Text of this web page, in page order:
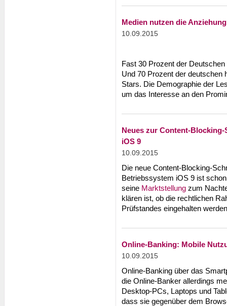
Medien nutzen die
10.09.2015
Fast 30 Prozent der
Und 70 Prozent der deutschen
Stars. Die Demographie der
um das Interesse an den
Neues zur Content-
iOS 9
10.09.2015
Die neue Content-Blocking-
Betriebssystem iOS 9 ist
seine Marktstellung zum
klären ist, ob die rechtlichen
Prüfstandes eingehalten
Online-Banking: Mobile
10.09.2015
Online-Banking über das
die Online-Banker allerdings
Desktop-PCs, Laptops und
dass sie gegenüber dem